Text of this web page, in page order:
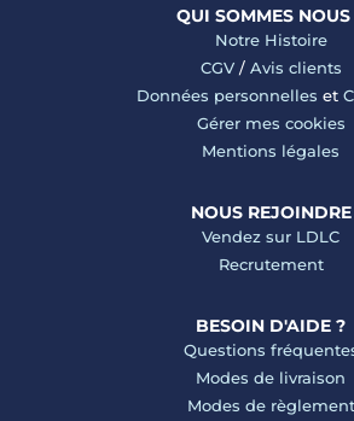
QUI SOMMES NOUS
Notre Histoire
CGV/ Avis clients
Données personnelles et
Gérer mes cookies
Mentions légales
NOUS REJOINDRE
Vendez sur LDLC
Recrutement
BESOIN D'AIDE ?
Questions
Modes de livraison
Modes de règlement